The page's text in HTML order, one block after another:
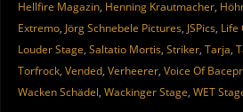
Hellfire Magazin, Henning Krautmacher,
Extremo, Jörg Schnebele Pictures, JSPics, Life
Louder Stage, Saltatio Mortis, Striker, Tarja,
Torfrock, Vended, Verheerer, Voice Of
Wacken Schädel, Wackinger Stage, WET